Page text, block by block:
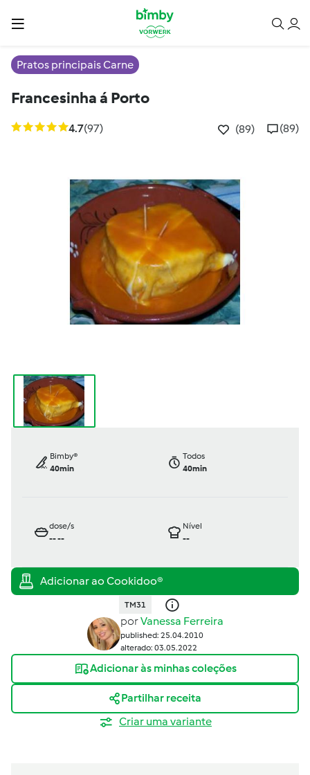
Pratos principais Carne
Francesinha á Porto
4.7(97) (89) (89)
Bimby®
40min
Todos
40min
dose/s
----
Nível
--
TM31
porVanessa Ferreira
published: 25.04.2010
alterado: 03.05.2022
Adicionar às minhas coleções
Partilhar receita
Criar uma variante